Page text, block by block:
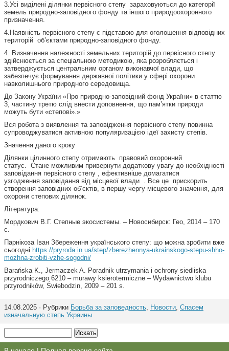
3.Усі виділені ділянки первісного степу зараховуються до категорії
земель природно-заповідного фонду та іншого природоохоронного
призначення.
4.Наявність первісного степу є підставою для оголошення відповідних
територій об’єктами природно-заповідного фонду.
4. Визначення належності земельних територій до первісного степу
здійснюється за спеціальною методикою, яка розробляється і
затверджується центральним органом виконавчої влади, що
забезпечує формування державної політики у сфері охорони
навколишнього природного середовища.
До Закону України «Про природно-заповідний фонд України» в статтю
3, частину третю слід внести доповнення, що пам’ятки природи
можуть бути «степові».»
Вся робота з виявлення та заповідження первісного степу повинна
супроводжуватися активною популяризацією ідеї захисту степів.
Значення даного кроку
Ділянки цілинного степу отримають правовий охоронний
статус. Стане можливим привернути додаткову увагу до необхідності
заповідання первісного степу , ефективніше домагатися
узгодження заповідання від місцевої влади . Все це прискорить
створення заповідних об’єктів, в першу чергу місцевого значення, для
охорони степових ділянок.
Література:
Мордкович В.Г. Степные экосистемы. – Новосибирск: Гео, 2014 – 170
с.
Парнікоза Іван Збереження українського степу: що можна зробити вже
сьогодні https://pryroda.in.ua/step/zberezhennya-ukrainskogo-stepu-shho-
mozhna-zrobiti-vzhe-sogodni/
Barańska K., Jermaczek A. Poradnik utrzymania i ochrony siedliska
przyrodniczego 6210 – murawy ksierotermiczne – Wydawnictwo klubu
przyrodników, Świebodzin, 2009 – 201 s.
14.08.2025 · Рубрики Борьба за заповедность, Новости, Спасем
изначальную степь Украины